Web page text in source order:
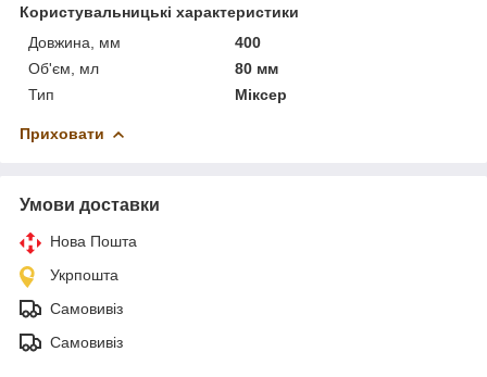
Користувальницькі характеристики
Довжина, мм
400
Об'єм, мл
80 мм
Тип
Міксер
Приховати
Умови доставки
Нова Пошта
Укрпошта
Самовивіз
Самовивіз